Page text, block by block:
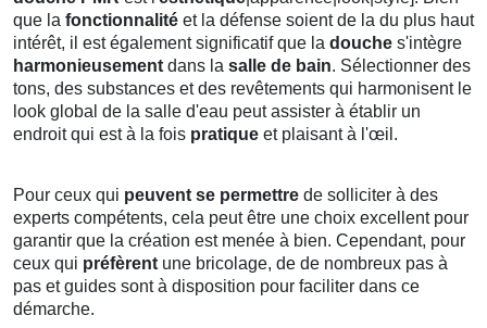
que la fonctionnalité et la défense soient de la du plus haut
intérêt, il est également significatif que la douche s'intègre
harmonieusement dans la salle de bain. Sélectionner des
tons, des substances et des revêtements qui harmonisent le
look global de la salle d'eau peut assister à établir un
endroit qui est à la fois pratique et plaisant à l'œil.
Pour ceux qui peuvent se permettre de solliciter à des
experts compétents, cela peut être une choix excellent pour
garantir que la création est menée à bien. Cependant, pour
ceux qui préfèrent une bricolage, de de nombreux pas à
pas et guides sont à disposition pour faciliter dans ce
démarche.